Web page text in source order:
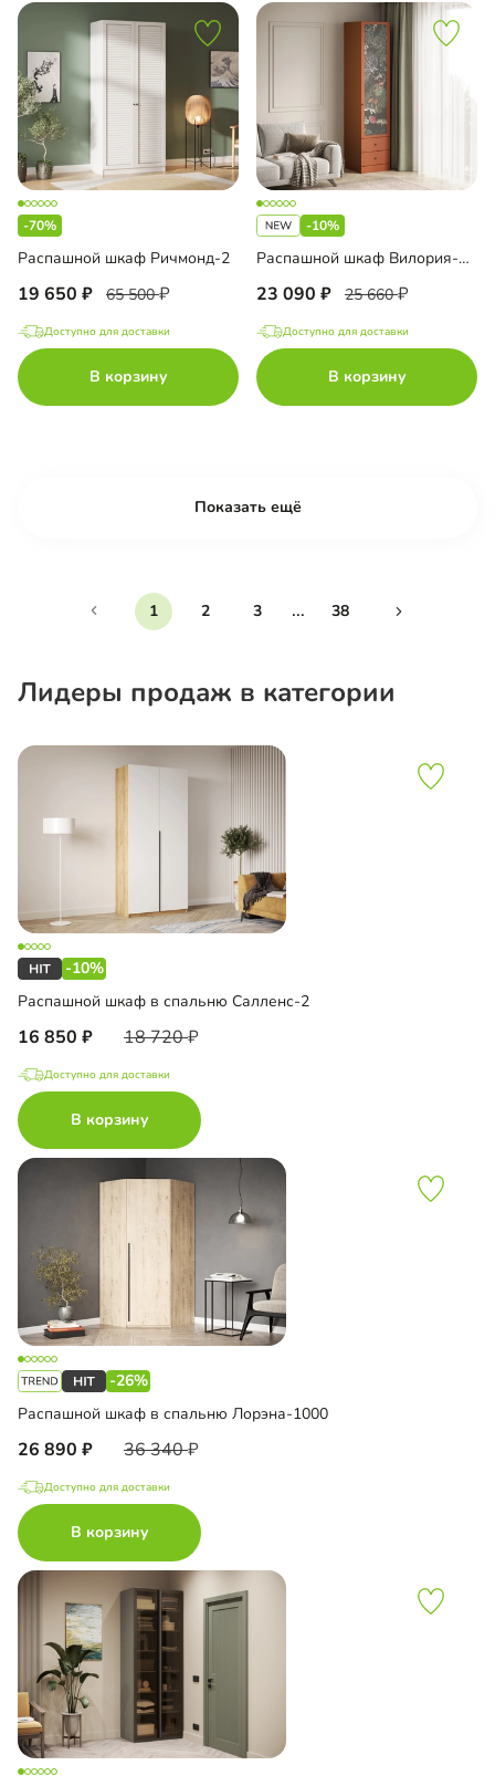
-70%
Распашной шкаф Ричмонд-2
19 650 65 500
Доступно для доставки
В корзину
-10%
Распашной шкаф Вилория-1.2
23 090 25 660
Доступно для доставки
В корзину
Показать ещё
1 2 3 ... 38
Лидеры продаж в категории
-10%
Распашной шкаф в спальню Салленс-2
16 850 18 720
Доступно для доставки
В корзину
-26%
Распашной шкаф в спальню Лорэна-1000
26 890 36 340
Доступно для доставки
В корзину